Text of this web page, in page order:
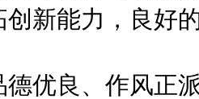
创新能力，良好
良、作风正派